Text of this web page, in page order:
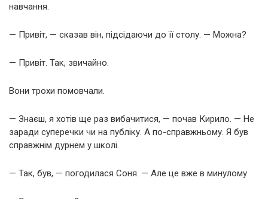
навчання.
— Привіт, — сказав він, підсідаючи до її столу. — Можна?
— Привіт. Так, звичайно.
Вони трохи помовчали.
— Знаєш, я хотів ще раз вибачитися, — почав Кирило. — Не
заради суперечки чи на публіку. А по-справжньому. Я був
справжнім дурнем у школі.
— Так, був, — погодилася Соня. — Але це вже в минулому.